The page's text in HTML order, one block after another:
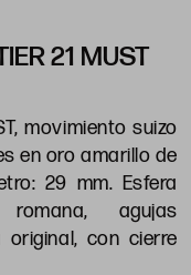
21 MUST
movimiento suizo
en oro amarillo de
29 mm. Esfera
agujas
con cierre